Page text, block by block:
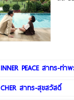
INNER PEACE สาทร-ท่าพ
CHER สาทร-สุขสวัสดิ์